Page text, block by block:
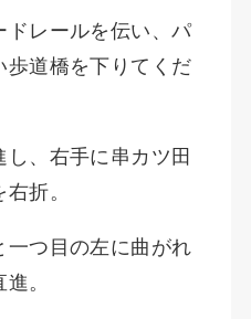
ドレールを伝い、パ
歩道橋を下りてくだ
、右手に串カツ田
折。
一つ目の左に曲がれ
。